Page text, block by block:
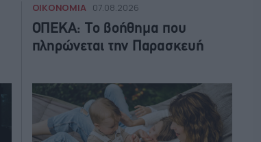
ΟΙΚΟΝΟΜΙΑ 07.08.2026
ΟΠΕΚΑ: Το βοήθημα που
πληρώνεται την Παρασκευή